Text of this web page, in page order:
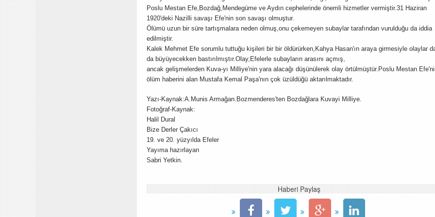
Poslu Mestan Efe,Bozdağ,Mendegüme ve Aydın cephelerinde önemli hizmetler vermiştir.31 Haziran
1920'deki Nazilli savaşı Efe'nin son savaşı olmuştur.
Ölümü uzun bir süre tartışmalara neden olmuş,onu çekemeyen subaylar tarafından vurulduğu da iddia
edilmiştir.
Kalek Mehmet Efe sorumlu tuttuğu kişileri bir bir öldürürken,Kahya Hasan'ın araya girmesiyle olaylar
da büyüyecekken bastırılmıştır.Olay,Efelerle subayların arasını açmış,
ancak gelişmelerden Kuva-yı Milliye'nin yara alacağı düşünülerek olay örtülmüştür.Poslu Mestan
ölüm haberini alan Mustafa Kemal Paşa'nın çok üzüldüğü aktarılmaktadır.
Yazı-Kaynak:A.Munis Armağan.Bozmenderes'ten Bozdağlara Kuvayi Milliye.
Fotoğraf-Kaynak:
Halil Dural
Bize Derler Çakıcı
19. ve 20. yüzyılda Efeler
Yayıma hazırlayan
Sabri Yetkin.
Haberi Paylaş